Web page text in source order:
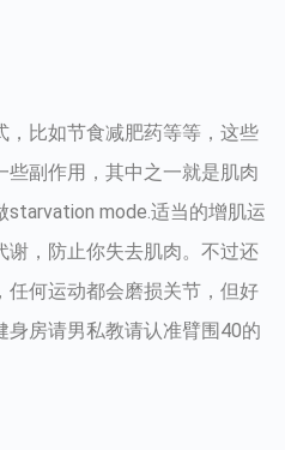
，比如节食减肥药等等，这些
副作用，其中之一就是肌肉
mode.适当的增肌运
谢，防止你失去肌肉。不过还
任何运动都会磨损关节，但好
身房请男私教请认准臂围40的